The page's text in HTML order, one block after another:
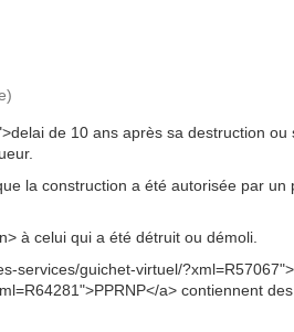
de 10 ans après sa destruction ou
la construction a été autorisée par un
à celui qui a été détruit ou démoli.
services/guichet-virtuel/?xml=R57067">
a> contiennent des